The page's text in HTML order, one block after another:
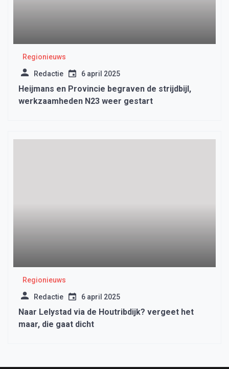
Regionieuws
Redactie 6 april 2025
Heijmans en Provincie begraven de strijdbijl,
werkzaamheden N23 weer gestart
Regionieuws
Redactie 6 april 2025
Naar Lelystad via de Houtribdijk? vergeet het
maar, die gaat dicht